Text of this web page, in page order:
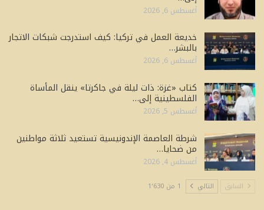
أغسطس 6, 2026
خديعة العمل في تركيا: كيف استدرجت شبكات الاتجار
بالبشر…
أغسطس 6, 2026
كتاب «غزة: ذات ليلة في جاكرتا» ينقل المأساة
الفلسطينية إلى…
أغسطس 5, 2026
شرطة العاصمة الإندونيسية تستعيد ثلاثة مواطنين
من ضحايا…
أغسطس 4, 2026
السابق التالي 1 من 1٬630